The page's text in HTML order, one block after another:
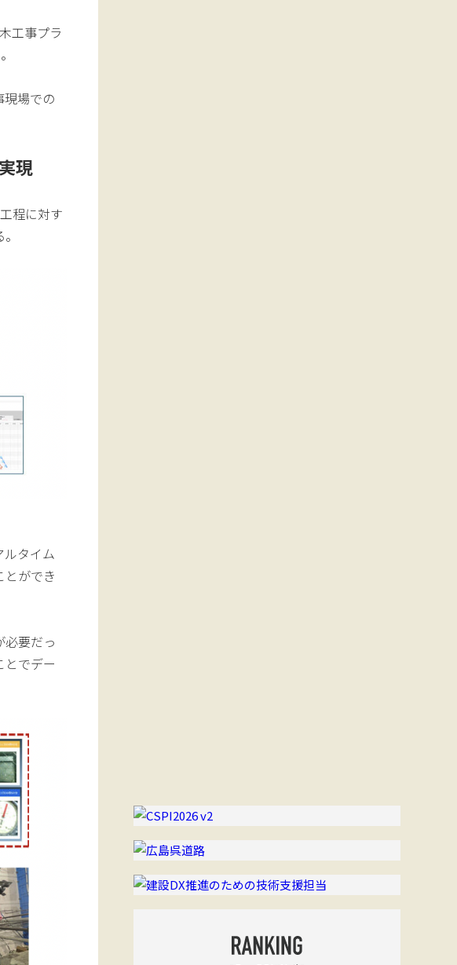
工事プラ
現場での
現
程に対す
タイム
ができ
要だっ
とでデー